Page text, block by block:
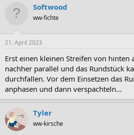
t
n
e
Softwood
ww-fichte
21. April 2023
Erst einen kleinen Streifen von hinten
nachher parallel und das Rundstück
durchfallen. Vor dem Einsetzen das
anphasen und dann verspachteln…
Tyler
ww-kirsche